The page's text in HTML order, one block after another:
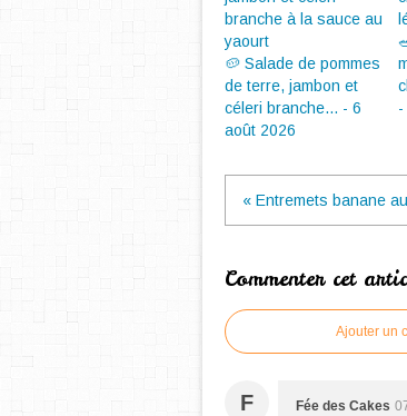
🥔 Salade de pommes
de terre, jambon et
céleri branche... - 6
août 2026
« Entremets banane
Commenter cet
Ajouter un
F Fée des Cakes